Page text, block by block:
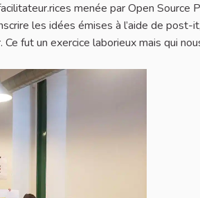
menée par Open Source
les idées émises à l’aide de post-
fut un exercice laborieux mais qui